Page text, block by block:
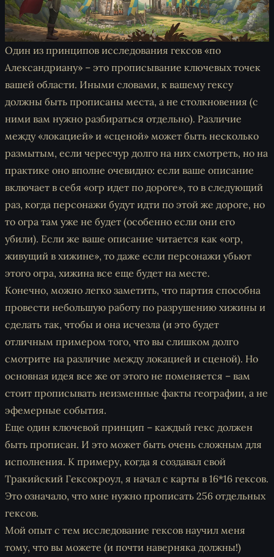
Один из принципов исследования гексов «по
Александриану» – это прописывание ключевых точек
вашей области. Иными словами, к вашему гексу
должны быть прописаны места, а не столкновения (с
ними вам нужно разбираться отдельно). Различие
между «локацией» и «сценой» может быть несколько
размытым, если чересчур долго на них смотреть, но на
практике оно вполне очевидно: если ваше описание
включает в себя «огр идет по дороге», то в следующий
раз, когда персонажи будут идти по этой же дороге, но
то огра там уже не будет (особенно если они его
убили). Если же ваше описание читается как «огр,
живущий в хижине», то даже если персонажи убьют
этого огра, хижина все еще будет на месте.
Конечно, можно легко заметить, что партия способна
провести небольшую работу по разрушению хижины и
сделать так, чтобы и она исчезла (и это будет
отличным примером того, что вы слишком долго
смотрите на различие между локацией и сценой). Но
основная идея все же от этого не поменяется – вам
стоит прописывать неизменные факты географии, а не
эфемерные события.
Еще один ключевой принцип – каждый гекс должен
быть прописан. И это может быть очень сложным для
исполнения. К примеру, когда я создавал свой
Тракийский Гексокроул, я начал с карты в 16*16 гексов.
Это означало, что мне нужно прописать 256 отдельных
гексов.
Мой опыт с тем исследование гексов научил меня
тому, что вы можете (и почти наверняка должны!)